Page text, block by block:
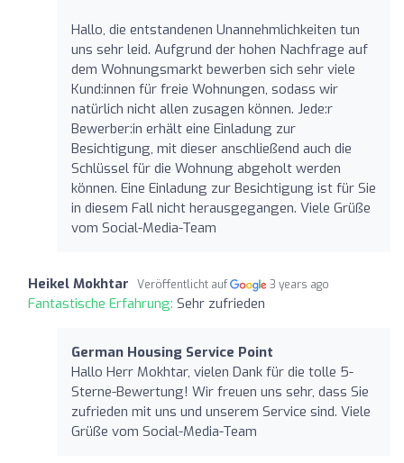
Hallo, die entstandenen Unannehmlichkeiten tun
uns sehr leid. Aufgrund der hohen Nachfrage auf
dem Wohnungsmarkt bewerben sich sehr viele
Kund:innen für freie Wohnungen, sodass wir
natürlich nicht allen zusagen können. Jede:r
Bewerber:in erhält eine Einladung zur
Besichtigung, mit dieser anschließend auch die
Schlüssel für die Wohnung abgeholt werden
können. Eine Einladung zur Besichtigung ist für Sie
in diesem Fall nicht herausgegangen. Viele Grüße
vom Social-Media-Team
Heikel Mokhtar Veröffentlicht auf 3 years ago
Fantastische Erfahrung: Sehr zufrieden
German Housing Service Point
Hallo Herr Mokhtar, vielen Dank für die tolle 5-
Sterne-Bewertung! Wir freuen uns sehr, dass Sie
zufrieden mit uns und unserem Service sind. Viele
Grüße vom Social-Media-Team